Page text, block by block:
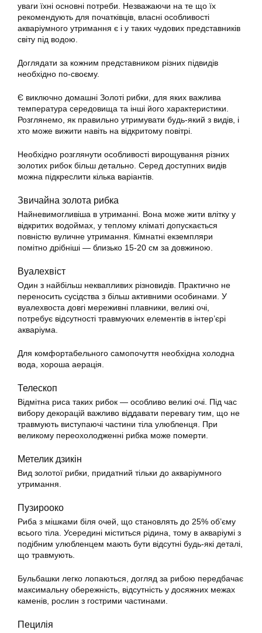
уваги їхні основні потреби. Незважаючи на те що їх
рекомендують для початківців, власні особливості
акваріумного утримання є і у таких чудових представників
світу під водою.
Доглядати за кожним представником різних підвидів
необхідно по-своєму.
Є виключно домашні Золоті рибки, для яких важлива
температура середовища та інші його характеристики.
Розглянемо, як правильно утримувати будь-який з видів, і
хто може вижити навіть на відкритому повітрі.
Необхідно розглянути особливості вирощування різних
золотих рибок більш детально. Серед доступних видів
можна підкреслити кілька варіантів.
Звичайна золота рибка
Найневимогливіша в утриманні. Вона може жити влітку у
відкритих водоймах, у теплому кліматі допускається
повністю вуличне утримання . Кімнатні екземпляри
помітно дрібніші — близько 15-20 см за довжиною.
Вуалехвіст
Один з найбільш неквапливих різновидів. Практично не
переносить сусідства з більш активними особинами. У
вуалехвоста довгі мереживні плавники, великі очі,
потребує відсутності травмуючих елементів в інтер’єрі
акваріума.
Для комфортабельного самопочуття необхідна холодна
вода, хороша аерація.
Телескоп
Відмітна риса таких рибок — особливо великі очі. Під час
вибору декорацій важливо віддавати перевагу тим, що не
травмують виступаючі частини тіла улюбленця. При
великому переохолодженні рибка може померти.
Метелик дзикін
Вид золотої рибки, придатний тільки до акваріумного
утримання
Пузирооко
Риба з мішками біля очей, що становлять до 25% об’єму
всього тіла. Усередині міститься рідина, тому в акваріумі з
подібним улюбленцем мають бути відсутні будь-які деталі,
що травмують.
Бульбашки легко лопаються, догляд за рибою передбачає
максимальну обережність, відсутність у досяжних межах
каменів, рослин з гострими частинами.
Пецилія